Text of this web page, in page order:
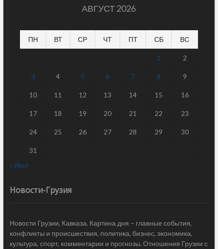
АВГУСТ 2026
ПН ВТ СР ЧТ ПТ СБ ВС
1 2
3 4 5 6 7 8 9
10 11 12 13 14 15 16
17 18 19 20 21 22 23
24 25 26 27 28 29 30
31
« Июл
Новости-Грузия
Новости Грузии, Кавказа. Картина дня – главные события,
конфликты и происшествия, политика, бизнес, экономика,
культура, спорт, комментарии и прогнозы. Отношения Грузии с